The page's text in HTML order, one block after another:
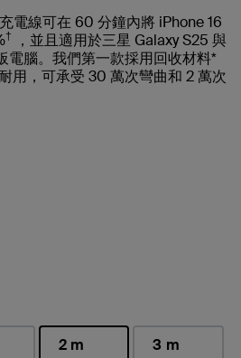
電線可在 60 分鐘內將 iPhone 16
†
，並且適用於三星 Galaxy S25 與
電腦。我們第一款採用回收材料*
用，可承受 30 萬次彎曲和 2 萬次
2 m
3 m